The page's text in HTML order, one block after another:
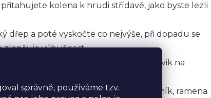
správně, používáme tzv.
kolena k hrudi střídavě, jako byste lezli
dřep a poté vyskočte co nejvýše, při dopadu se
zlepšuje výbušnost.
zvedejte kolena co nejvýše. Skvělý cvik na
pro začátečníky. Posiluje hrudník, ramena